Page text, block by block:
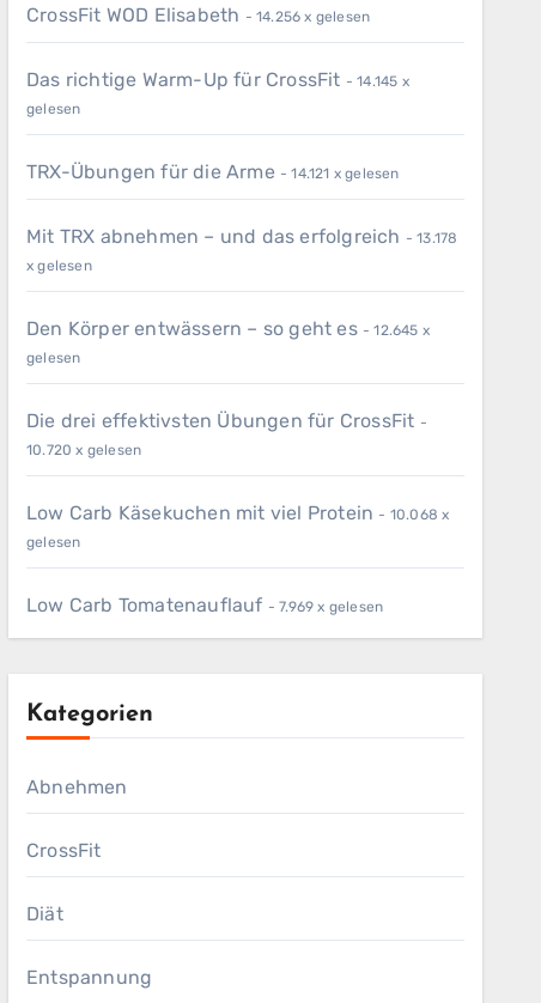
CrossFit WOD Elisabeth - 14.256 x gelesen
Das richtige Warm-Up für CrossFit - 14.145 x
gelesen
TRX-Übungen für die Arme - 14.121 x gelesen
Mit TRX abnehmen – und das erfolgreich - 13.178
x gelesen
Den Körper entwässern – so geht es - 12.645 x
gelesen
Die drei effektivsten Übungen für CrossFit -
10.720 x gelesen
Low Carb Käsekuchen mit viel Protein - 10.068 x
gelesen
Low Carb Tomatenauflauf - 7.969 x gelesen
Kategorien
Abnehmen
CrossFit
Diät
Entspannung